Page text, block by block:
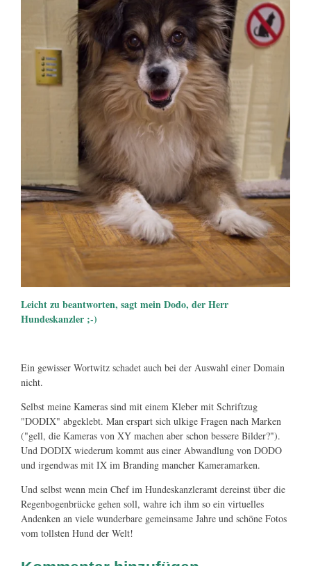
Leicht zu beantworten, sagt mein Dodo, der Herr
Hundeskanzler ;-)
Ein gewisser Wortwitz schadet auch bei der Auswahl einer Domain
nicht.
Selbst meine Kameras sind mit einem Kleber mit Schriftzug
"DODIX" abgeklebt. Man erspart sich ulkige Fragen nach Marken
("gell, die Kameras von XY machen aber schon bessere Bilder?").
Und DODIX wiederum kommt aus einer Abwandlung von DODO
und irgendwas mit IX im Branding mancher Kameramarken.
Und selbst wenn mein Chef im Hundeskanzleramt dereinst über die
Regenbogenbrücke gehen soll, wahre ich ihm so ein virtuelles
Andenken an viele wunderbare gemeinsame Jahre und schöne Fotos
vom tollsten Hund der Welt!